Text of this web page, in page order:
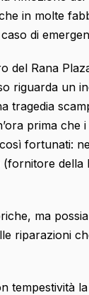
in molte
di
del Rana
riguarda un
tragedia
prima che
fortunati:
della
ma
riparazioni
tempestività